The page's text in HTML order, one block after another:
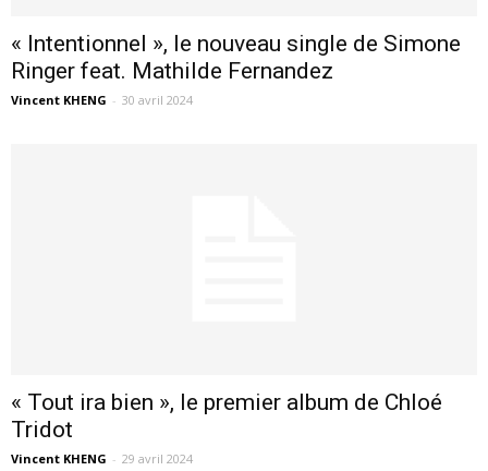
« Intentionnel », le nouveau single de Simone
Ringer feat. Mathilde Fernandez
Vincent KHENG - 30 avril 2024
« Tout ira bien », le premier album de Chloé
Tridot
Vincent KHENG - 29 avril 2024